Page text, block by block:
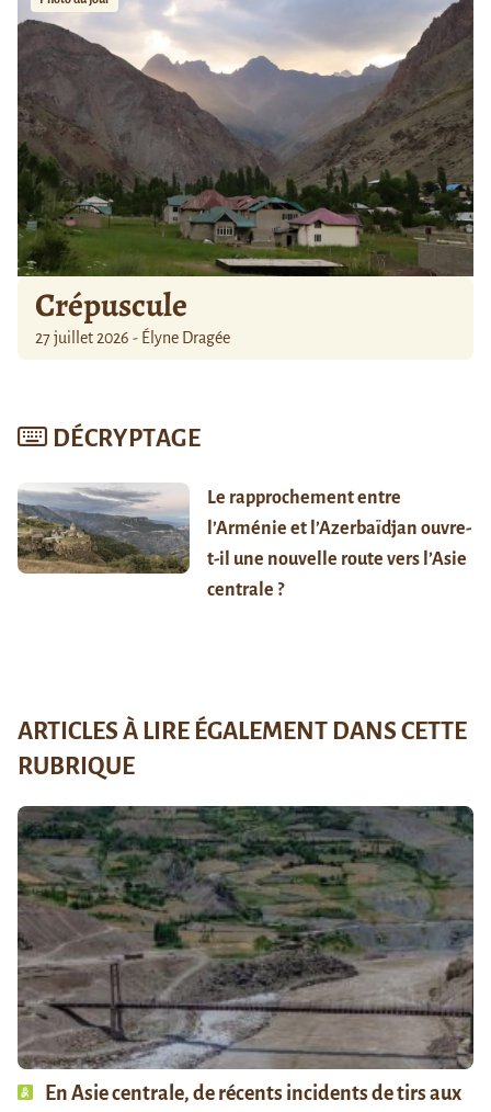
Crépuscule
27 juillet 2026 - Élyne Dragée
DÉCRYPTAGE
Le rapprochement entre
l’Arménie et l’Azerbaïdjan ouvre-
t-il une nouvelle route vers l’Asie
centrale ?
ARTICLES À LIRE ÉGALEMENT DANS CETTE
RUBRIQUE
En Asie centrale, de récents incidents de tirs aux